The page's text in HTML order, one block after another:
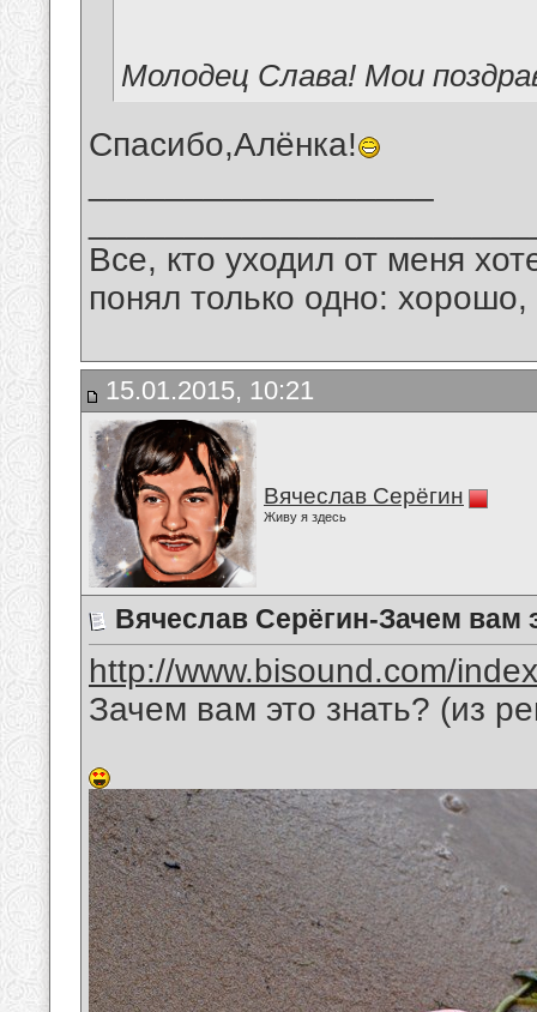
Молодец Слава! Мои
Спасибо,Алёнка!
Все, кто уходил от меня
понял только одно:
15.01.2015, 10:21
Вячеслав Серёгин
Живу я здесь
Вячеслав Серёгин-Зачем вам
http://www.bisound.com/
Зачем вам это знать? (из